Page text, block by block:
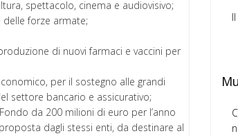
spettacolo, cinema e audiovisivo;
forze armate;
di nuovi farmaci e vaccini per
per il sostegno alle grandi
settore bancario e assicurativo;
da 200 milioni di euro per l’anno
dagli stessi enti, da destinare al